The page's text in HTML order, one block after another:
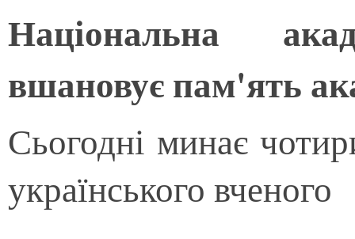
Національна
вшановує пам'ять
Сьогодні минає
українського вченого